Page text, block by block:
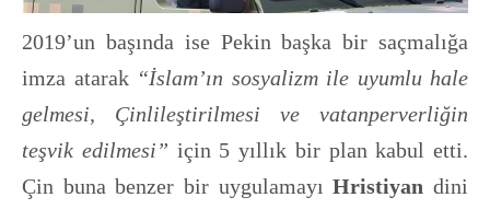
2019’un başında ise Pekin başka bir saçmalığa
imza atarak “İslam’ın sosyalizm ile uyumlu hale
gelmesi, Çinlileştirilmesi ve vatanperverliğin
teşvik edilmesi” için 5 yıllık bir plan kabul etti.
Çin buna benzer bir uygulamayıHristiyan dini